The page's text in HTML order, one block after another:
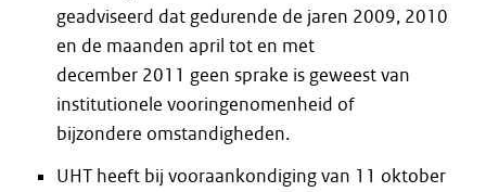
geadviseerd dat gedurende de jaren 2009, 2010
en de maanden april tot en met
december 2011 geen sprake is geweest van
institutionele vooringenomenheid of
bijzondere omstandigheden.
UHT heeft bij vooraankondiging van 11 oktober